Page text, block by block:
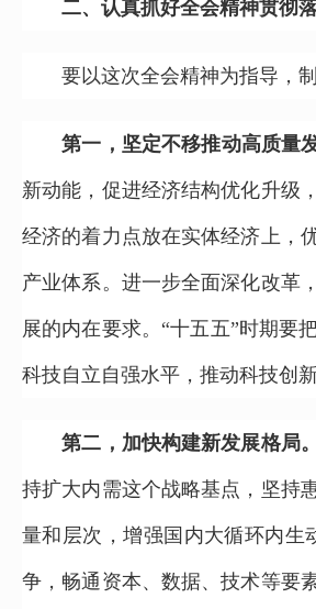
二、认真抓好全会精神贯彻
要以这次全会精神为指导，制
第一，坚定不移推动高质量发
新动能，促进经济结构优化升级
经济的着力点放在实体经济上，
产业体系。进一步全面深化改革
展的内在要求。“十五五”时期要
科技自立自强水平，推动科技创
第二，加快构建新发展格局。
持扩大内需这个战略基点，坚持
量和层次，增强国内大循环内生
争，畅通资本、数据、技术等要